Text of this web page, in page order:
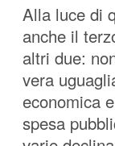
Alla luce di
anche il
altri due:
vera
economica
spesa